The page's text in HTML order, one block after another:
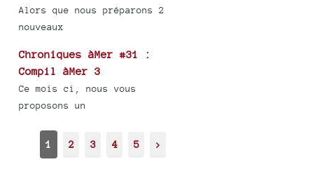
Alors que nous préparons 2
nouveaux
Chroniques àMer #31 :
Compil àMer 3
Ce mois ci, nous vous
proposons un
1 2 3 4 5 >